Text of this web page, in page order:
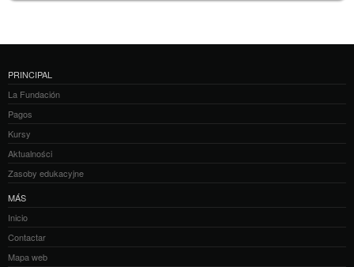
PRINCIPAL
La Fundación
Pagos
Kursy
Aktualności
Zasoby edukacyjne
MÁS
Inicio
Contactar
Mapa web